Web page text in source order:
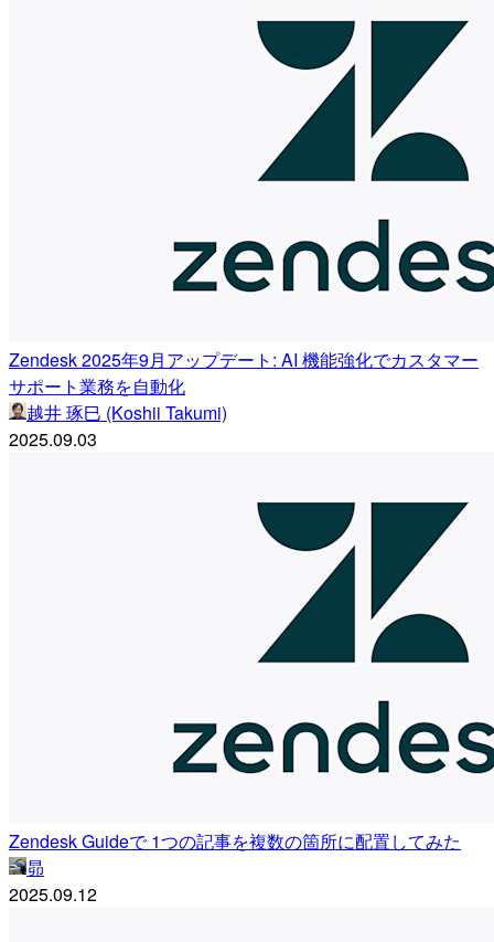
Zendesk 2025年9月アップデート: AI 機能強化でカスタマー
サポート業務を自動化
越井 琢巳 (Koshii Takumi)
2025.09.03
Zendesk Guideで 1つの記事を複数の箇所に配置してみた
昴
2025.09.12